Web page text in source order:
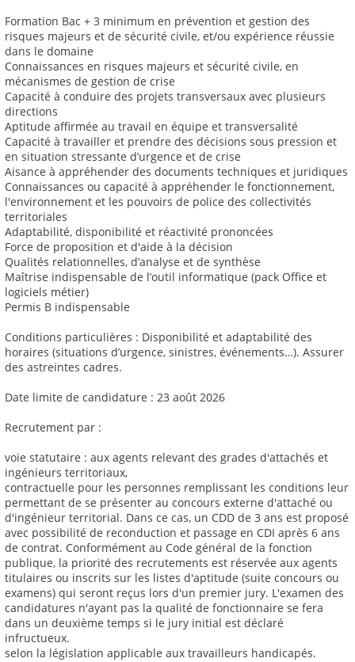
Formation Bac + 3 minimum en prévention et gestion des
risques majeurs et de sécurité civile, et/ou expérience réussie
dans le domaine
Connaissances en risques majeurs et sécurité civile, en
mécanismes de gestion de crise
Capacité à conduire des projets transversaux avec plusieurs
directions
Aptitude affirmée au travail en équipe et transversalité
Capacité à travailler et prendre des décisions sous pression et
en situation stressante d’urgence et de crise
Aisance à appréhender des documents techniques et juridiques
Connaissances ou capacité à appréhender le fonctionnement,
l'environnement et les pouvoirs de police des collectivités
territoriales
Adaptabilité, disponibilité et réactivité prononcées
Force de proposition et d'aide à la décision
Qualités relationnelles, d’analyse et de synthèse
Maîtrise indispensable de l’outil informatique (pack Office et
logiciels métier)
Permis B indispensable
Conditions particulières : Disponibilité et adaptabilité des
horaires (situations d’urgence, sinistres, événements…). Assurer
des astreintes cadres.
Date limite de candidature : 23 août 2026
Recrutement par :
voie statutaire : aux agents relevant des grades d'attachés et
ingénieurs territoriaux,
contractuelle pour les personnes remplissant les conditions leur
permettant de se présenter au concours externe d'attaché ou
d'ingénieur territorial. Dans ce cas, un CDD de 3 ans est proposé
avec possibilité de reconduction et passage en CDI après 6 ans
de contrat. Conformément au Code général de la fonction
publique, la priorité des recrutements est réservée aux agents
titulaires ou inscrits sur les listes d'aptitude (suite concours ou
examens) qui seront reçus lors d'un premier jury. L'examen des
candidatures n'ayant pas la qualité de fonctionnaire se fera
dans un deuxième temps si le jury initial est déclaré
infructueux.
selon la législation applicable aux travailleurs handicapés.